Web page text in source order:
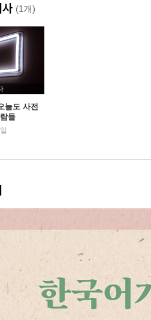
지된 언어2
움의 풍경
에서는 한국어를 가르치지 않는다
정 / 꼬리가 몸통을 흔든다 / 만날
지된 언어3
노동하라 / 도둑맞은 말 / 보이지
발명 / 아파트
자매들에게
들: 한국이라는 ‘언어의 서식지’를
(1개)
늘도 사전
들